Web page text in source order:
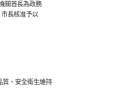
關首長為政務
市長核准予以
質、安全衛生維持